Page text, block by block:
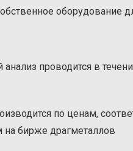
оборудование
проводится в
по ценам,
на бирже драгметаллов